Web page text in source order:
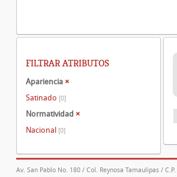
FILTRAR ATRIBUTOS
Apariencia ×
Satinado [0]
Normatividad ×
Nacional [0]
Av. San Pablo No. 180 / Col. Reynosa Tamaulipas /